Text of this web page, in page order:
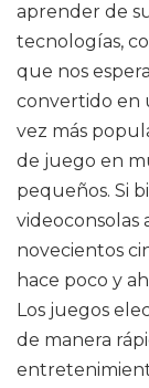
aprender de
tecnologías,
que nos
convertido en
vez más
de juego en
pequeños. Si
videoconsolas
novecientos
hace poco y
Los juegos
de manera